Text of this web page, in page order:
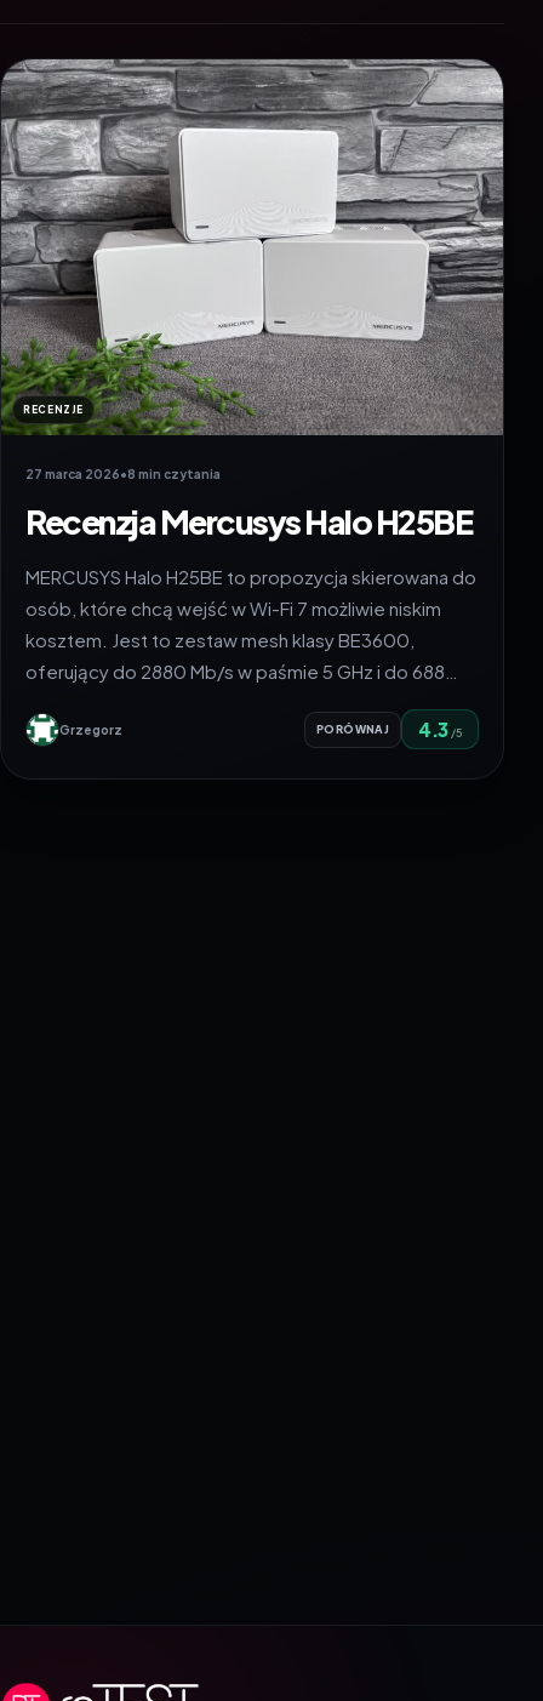
RECENZJE
27 marca 2026•8 min czytania
Recenzja Mercusys Halo H25BE
MERCUSYS Halo H25BE to propozycja skierowana do
osób, które chcą wejść w Wi-Fi 7 możliwie niskim
kosztem. Jest to zestaw mesh klasy BE3600,
oferujący do 2880 Mb/s w paśmie 5 GHz i do 688…
Grzegorz PORÓWNAJ 4.3 /5